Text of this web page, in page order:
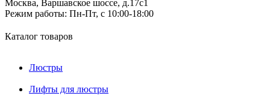
Москва, Варшавское шоссе, д.17c1
Режим работы: Пн-Пт, с 10:00-18:00
Каталог товаров
Люстры
Лифты для люстры